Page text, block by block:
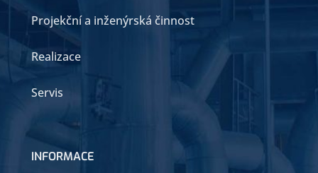
Projekční a inženýrská činnost
Realizace
Servis
INFORMACE